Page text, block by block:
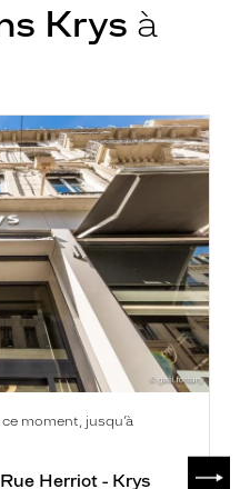
Krys à
moment, jusqu’à
Herriot - Krys